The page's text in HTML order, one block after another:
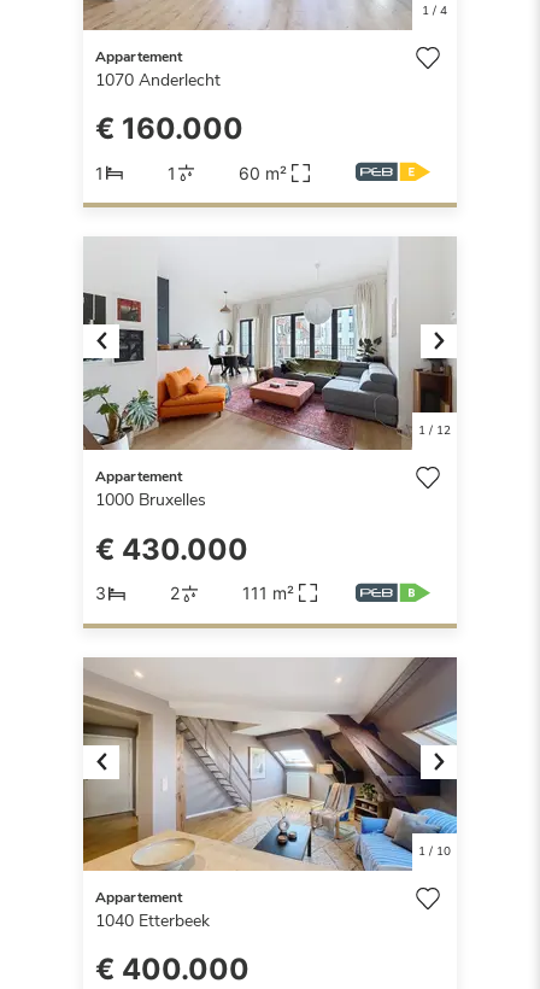
1/ 4
Appartement
1070 Anderlecht
€ 160.000
1 1 60 m²
Previous Next
1/ 12
Appartement
1000 Bruxelles
€ 430.000
3 2 111 m²
Previous Next
1/ 10
Appartement
1040 Etterbeek
€ 400.000